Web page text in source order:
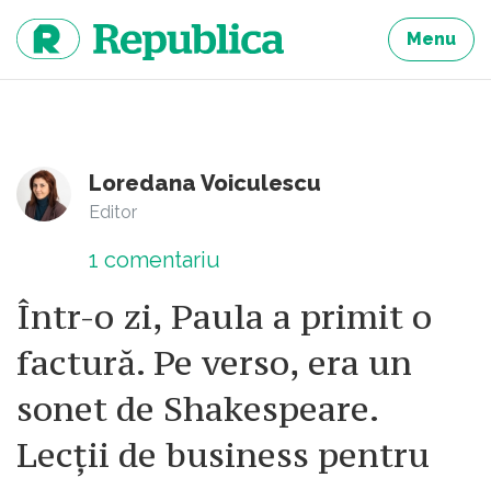
continut
Menu
Loredana Voiculescu
Editor
1 comentariu
Într-o zi, Paula a primit o
factură. Pe verso, era un
sonet de Shakespeare.
Lecții de business pentru